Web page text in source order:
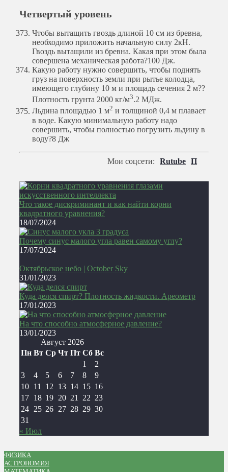
Четвертый уровень
Чтобы вытащить гвоздь длиной 10 см из бревна,
необходимо приложить начальную силу 2кН.
Гвоздь вытащили из бревна. Какая при этом была
совершена механическая работа?100 Дж.
Какую работу нужно совершить, чтобы поднять
груз на поверхность земли при рытье колодца,
имеющего глубину 10 м и площадь сечения 2 м??
Плотность грунта 2000 кг/м3.2 МДж.
Льдина площадью 1 м2 и толщиной 0,4 м плавает
в воде. Какую минимальную работу надо
совершить, чтобы полностью погрузить льдину в
воду?8 Дж
Мои соцсети: Rutube П
Что такое дискриминант и как найти корни
квадратного уравнения?
18/07/2024
Почему синус малого угла равен самому углу?
17/07/2024
Октябрьское небо | October Sky
31/01/2023
Куда делся спирт? Плотность жидкости. Ареометр
17/01/2023
На что способно атмосферное давление?
13/01/2023
Август 2026
Пн Вт Ср Чт Пт Сб Вс
1
2
3
4 5 6 7 8
9
10 11 12 13 14 15 16
17 18 19 20 21 22 23
24 25 26 27 28 29 30
31
« Июл
ФИЗИКА
АСТРОНОМИЯ